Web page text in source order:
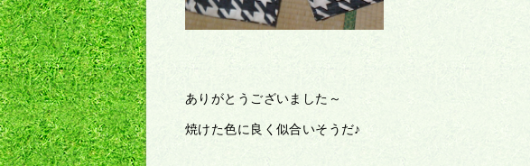
ありがとうございました～
焼けた色に良く似合いそうだ♪